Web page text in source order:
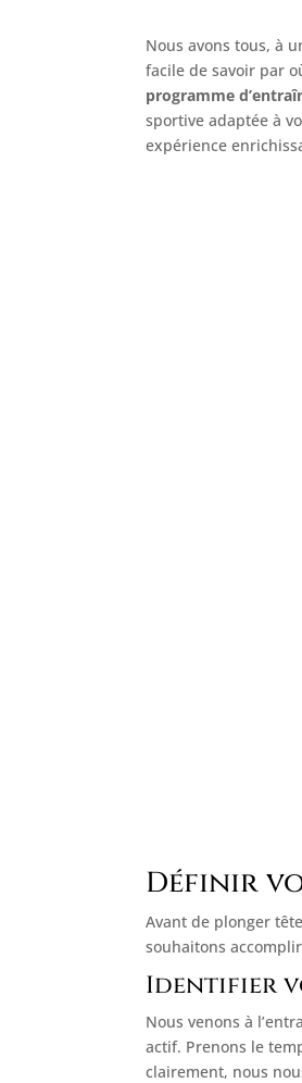
Nous avons tous, à
facile de savoir par
programme
sportive adaptée à
expérience
Définir
Avant de plonger
souhaitons
Identifier
Nous venons à
actif. Prenons le
clairement, nous